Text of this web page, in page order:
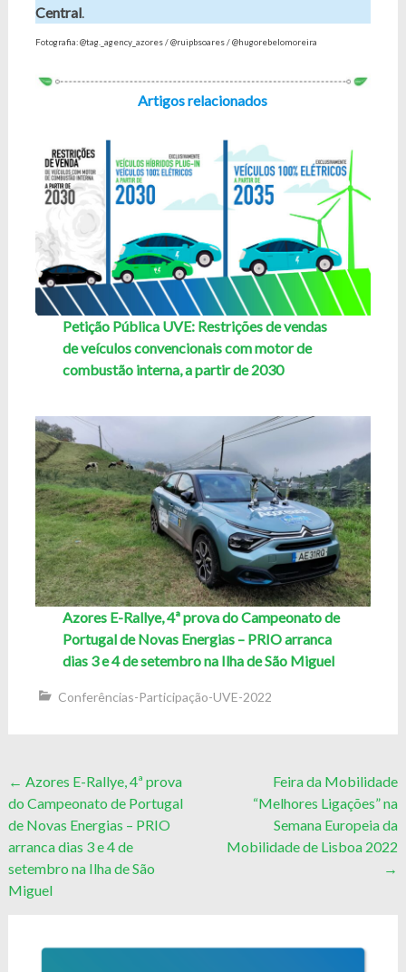
Central.
Fotografia: @tag._agency_azores / @ruipbsoares / @hugorebelomoreira
Artigos relacionados
Petição Pública UVE: Restrições de vendas
de veículos convencionais com motor de
combustão interna, a partir de 2030
Azores E-Rallye, 4ª prova do Campeonato de
Portugal de Novas Energias – PRIO arranca
dias 3 e 4 de setembro na Ilha de São Miguel
Conferências-Participação-UVE-2022
Post
navigation
← Azores E-Rallye, 4ª prova
do Campeonato de Portugal
de Novas Energias – PRIO
arranca dias 3 e 4 de
setembro na Ilha de São
Miguel
Feira da Mobilidade
“Melhores Ligações” na
Semana Europeia da
Mobilidade de Lisboa 2022
→